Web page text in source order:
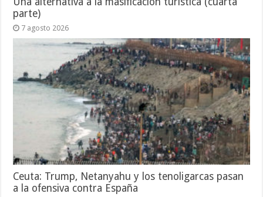
parte)
7 agosto 2026
Ceuta: Trump, Netanyahu y los tenoligarcas pasan
a la ofensiva contra España